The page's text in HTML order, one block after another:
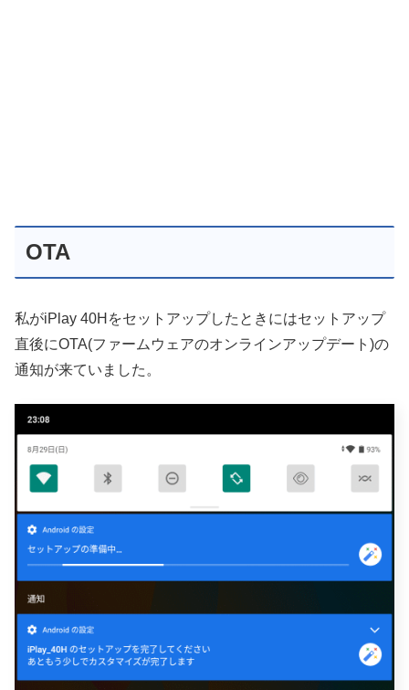
OTA
私がiPlay 40Hをセットアップしたときにはセットアップ
直後にOTA(ファームウェアのオンラインアップデート)の
通知が来ていました。